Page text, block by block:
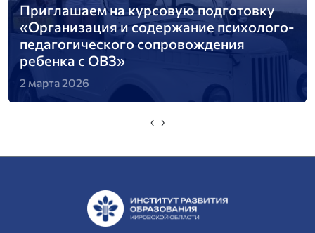
Приглашаем на курсовую подготовку
«Организация и содержание психолого-
педагогического сопровождения
ребенка с ОВЗ»
2 марта 2026
‹ ›